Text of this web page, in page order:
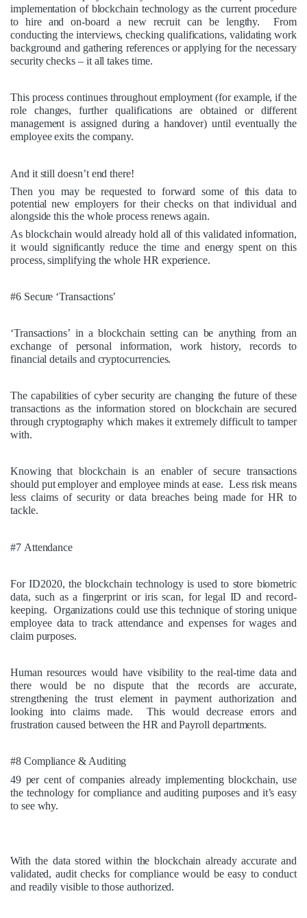
implementation of blockchain technology as the current procedure
to hire and on-board a new recruit can be lengthy. From
conducting the interviews, checking qualifications, validating work
background and gathering references or applying for the necessary
security checks – it all takes time.
This process continues throughout employment (for example, if the
role changes, further qualifications are obtained or different
management is assigned during a handover) until eventually the
employee exits the company.
And it still doesn’t end there!
Then you may be requested to forward some of this data to
potential new employers for their checks on that individual and
alongside this the whole process renews again.
As blockchain would already hold all of this validated information,
it would significantly reduce the time and energy spent on this
process, simplifying the whole HR experience.
#6 Secure ‘Transactions’
‘Transactions’ in a blockchain setting can be anything from an
exchange of personal information, work history, records to
financial details and cryptocurrencies.
The capabilities of cyber security are changing the future of these
transactions as the information stored on blockchain are secured
throughcryptography which makes it extremely difficult to tamper
with.
Knowing that blockchain is an enabler of secure transactions
should put employer and employee minds at ease. Less risk means
less claims of security or data breaches being made for HR to
tackle.
#7 Attendance
ForID2020, the blockchain technology is used to store biometric
data, such as a fingerprint or iris scan, for legal ID and record-
keeping. Organizations could use this technique of storing unique
employee data to track attendance and expenses for wages and
claim purposes.
Human resources would have visibility to the real-time data and
there would be no dispute that the records are accurate,
strengthening the trust element in payment authorization and
looking into claims made. This would decrease errors and
frustration caused between the HR and Payroll departments.
#8 Compliance & Auditing
49 per centof companies already implementing blockchain, use
the technology for compliance and auditing purposes and it’s easy
to see why.
With the data stored within the blockchain already accurate and
validated, audit checks for compliance would be easy to conduct
and readily visible to those authorized.